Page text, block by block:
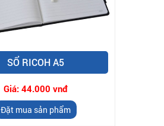
SỔ RICOH A5
Giá: 44.000 vnđ
Đặt mua sản phẩm